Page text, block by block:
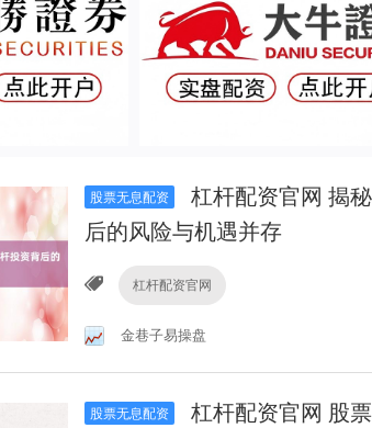
股票无息配资
杠杆配资官网 揭
后的风险与机遇并存
杠杆配资官网
金巷子易操盘
股票无息配资
杠杆配资官网 股